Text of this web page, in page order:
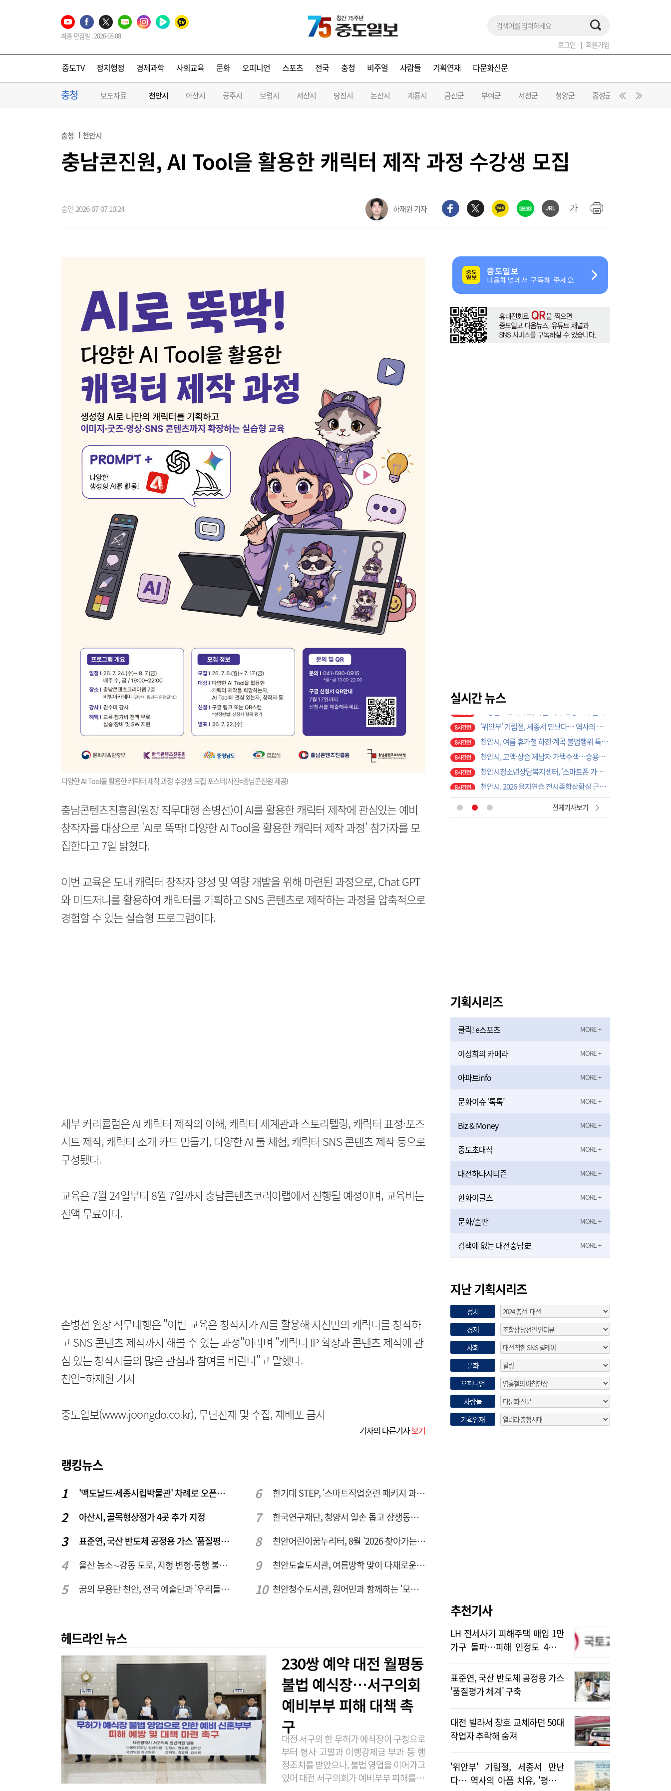
최종 편집일 : 2026-08-08
로그인 회원가입
중도TV 정치행정 경제과학 사회교육 문화 오피니언 스포츠 전국 충청 비주얼 사람들 기획연재 다문화신문
충청 보도자료 천안시 아산시 공주시 보령시 서산시 당진시 논산시 계룡시 금산군 부여군 서천군 청양군 홍성군 예산군
충청 천안시
충남콘진원, AI Tool을 활용한 캐릭터 제작 과정 수강생 모집
승인 2026-07-07 10:24 하재원 기자
다양한 AI Tool을 활용한 캐릭터 제작 과정 수강생 모집 포스터(사진=충남콘진원 제공)
충남콘텐츠진흥원(원장 직무대행 손병선)이 AI를 활용한 캐릭터 제작에 관심있는 예비
창작자를 대상으로 'AI로 뚝딱! 다양한 AI Tool을 활용한 캐릭터 제작 과정' 참가자를 모
집한다고 7일 밝혔다.
이번 교육은 도내 캐릭터 창작자 양성 및 역량 개발을 위해 마련된 과정으로, Chat GPT
와 미드저니를 활용하여 캐릭터를 기획하고 SNS 콘텐츠로 제작하는 과정을 압축적으로
경험할 수 있는 실습형 프로그램이다.
세부 커리큘럼은 AI 캐릭터 제작의 이해, 캐릭터 세계관과 스토리텔링, 캐릭터 표정·포즈
시트 제작, 캐릭터 소개 카드 만들기, 다양한 AI 툴 체험, 캐릭터 SNS 콘텐츠 제작 등으로
구성됐다.
교육은 7월 24일부터 8월 7일까지 충남콘텐츠코리아랩에서 진행될 예정이며, 교육비는
전액 무료이다.
손병선 원장 직무대행은 "이번 교육은 창작자가 AI를 활용해 자신만의 캐릭터를 창작하
고 SNS 콘텐츠 제작까지 해볼 수 있는 과정"이라며 "캐릭터 IP 확장과 콘텐츠 제작에 관
심 있는 창작자들의 많은 관심과 참여를 바란다"고 말했다.
천안=하재원 기자
중도일보(www.joongdo.co.kr), 무단전재 및 수집, 재배포 금지
기자의 다른기사보기
랭킹뉴스
'맥도날드·세종시립박물관' 차례로 오픈… 고운동 정주여건 좋아진다
아산시, 골목형상점가 4곳 추가 지정
표준연, 국산 반도체 공정용 가스 '품질평가 체계' 구축
울산 농소∼강동 도로, 지형 변형·통행 불편 해법 찾는다
꿈의 무용단 천안, 전국 예술단과 '우리들의 하모니' 선보여
한기대 STEP, '스마트직업훈련 패키지 과정 3기' 모집
한국연구재단, 청양서 일손 돕고 상생동반 친구맺기 봉사활동
천안어린이꿈누리터, 8월 '2026 찾아가는 팝업놀이터' 운영
천안도솔도서관, 여름방학 맞이 다채로운 독서문화 프로그램 운영
천안청수도서관, 원어민과 함께하는 '모든 영어 모든 독서' 운영
헤드라인 뉴스
230쌍 예약 대전 월평동
불법 예식장…서구의회
예비부부 피해 대책 촉
구
대전 서구의 한 무허가 예식장이 구청으로
부터 형사 고발과 이행강제금 부과 등 행
정조치를 받았으나, 불법 영업을 이어가고
있어 대전 서구의회가 예비부부 피해를 막
실시간 뉴스
3시간전 보령댐노인복지관, 폭염 대비 건강교육 실시
8시간전
8시간전 천안시, 고액·상습 체납자 가택수색…승용차 압류·공매 착수
8시간전 천안시청소년상담복지센터, '스마트폰 가족치유캠프' 운영
8시간전
8시간전
12분전 충주시시설관리공단, 재난안전통신망 정기교신…현장 대응체계 강화
1시간전
전체기사보기
기획시리즈
클릭! e스포츠
이성희의 카메라
아파트info
문화이슈 ‘톡톡’
Biz & Money
중도초대석
대전하나시티즌
한화이글스
문화/출판
검색에 없는 대전충남史
지난 기획시리즈
정치
경제
사회
문화
오피니언
사람들
기획연재
추천기사
LH 전세사기 피해주택 매입 1만
가구 돌파…피해 인정도 4만건
넘어
표준연, 국산 반도체 공정용 가스
'품질평가 체계' 구축
대전 빌라서 창호 교체하던 50대
작업자 추락해 숨져
'위안부' 기림절, 세종서 만난
다… 역사의 아픔 치유, '평화의